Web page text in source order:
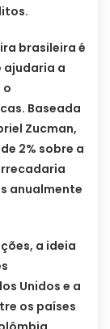
brasileira é
ajudaria a
o
Baseada
Zucman,
2% sobre a
anualmente
a ideia
Unidos e a
os países